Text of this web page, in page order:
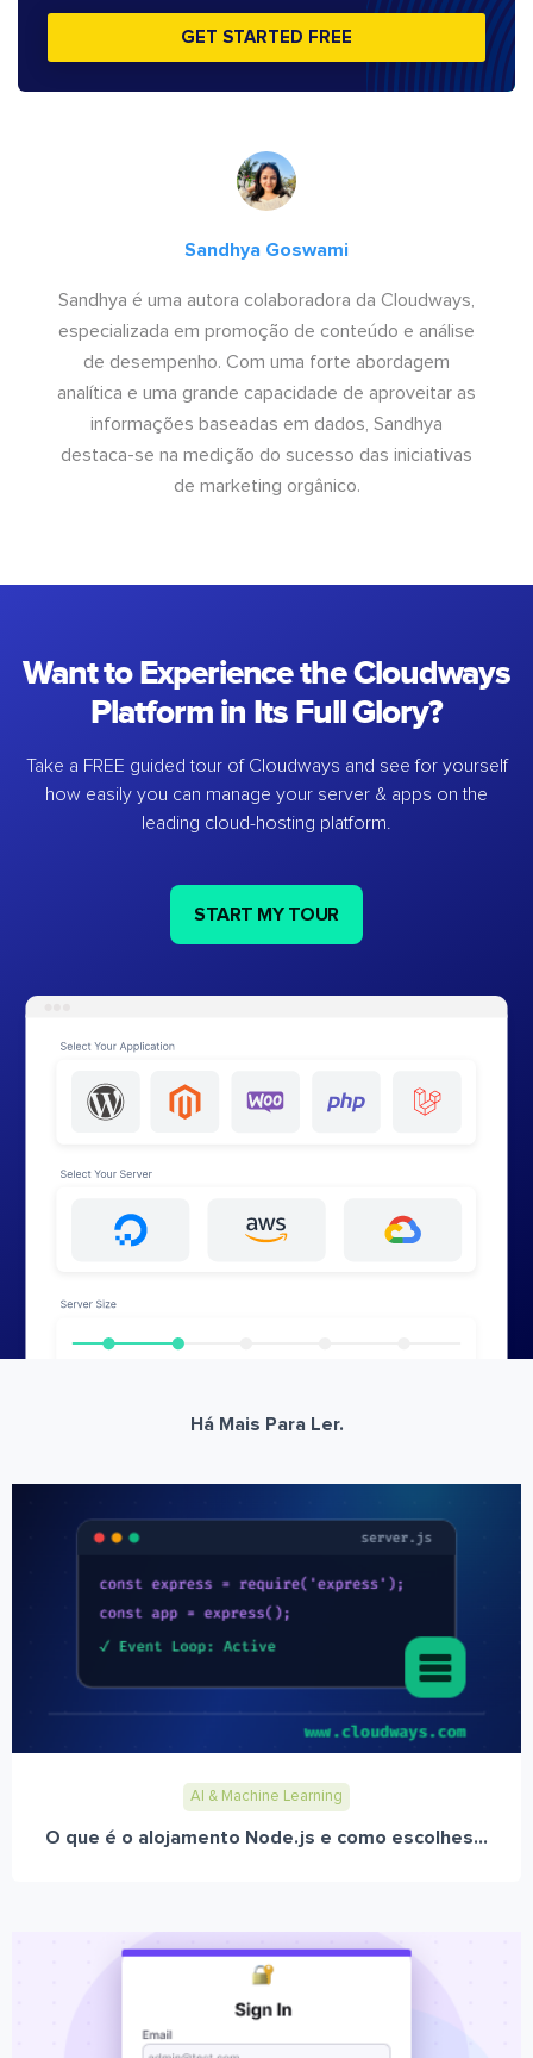
GET STARTED FREE
Sandhya Goswami
Sandhya é uma autora colaboradora da Cloudways,
especializada em promoção de conteúdo e análise
de desempenho. Com uma forte abordagem
analítica e uma grande capacidade de aproveitar as
informações baseadas em dados, Sandhya
destaca-se na medição do sucesso das iniciativas
de marketing orgânico.
Want to Experience the Cloudways
Platform in Its Full Glory?
Take a FREE guided tour of Cloudways and see for yourself
how easily you can manage your server & apps on the
leading cloud-hosting platform.
START MY TOUR
Há Mais Para Ler.
AI & Machine Learning
O que é o alojamento Node.js e como escolhes...